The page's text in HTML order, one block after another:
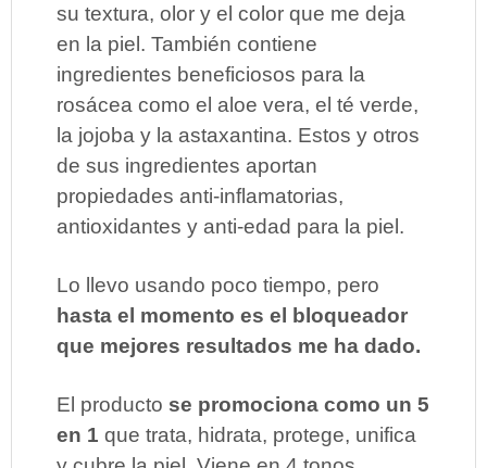
su textura, olor y el color que me deja
en la piel. También contiene
ingredientes beneficiosos para la
rosácea como el aloe vera, el té verde,
la jojoba y la astaxantina. Estos y otros
de sus ingredientes aportan
propiedades anti-inflamatorias,
antioxidantes y anti-edad para la piel.
Lo llevo usando poco tiempo, pero
hasta el momento es el bloqueador
que mejores resultados me ha dado.
El producto se promociona como un 5
en 1que trata, hidrata, protege, unifica